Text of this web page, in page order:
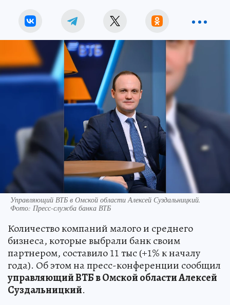
Управляющий ВТБ в Омской области Алексей Суздальницкий.
Фото: Пресс-служба банка ВТБ
Количество компаний малого и среднего
бизнеса, которые выбрали банк своим
партнером, составило 11 тыс (+1% к началу
года). Об этом на пресс-конференции сообщил
управляющий ВТБ в Омской области Алексей
Суздальницкий.